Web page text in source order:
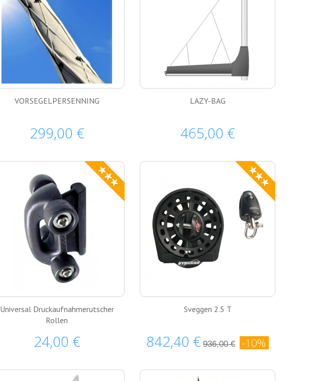
VORSEGELPERSENNING
299,00 €
LAZY-BAG
465,00 €
★★★
Universal Druckaufnahmerutscher
Rollen
24,00 €
★★★
Sveggen 2.5 T
842,40 € 936,00 € -10%